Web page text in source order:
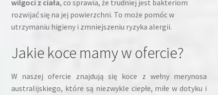
wilgoci z ciała, co sprawia, że trudniej jest bakteriom
rozwijać się na jej powierzchni. To może pomóc w
utrzymaniu higieny i zmniejszeniu ryzyka alergii.
Jakie koce mamy w ofercie?
W naszej ofercie znajdują się koce z wełny merynosa
australijskiego, które są niezwykle ciepłe, miłe w dotyku i